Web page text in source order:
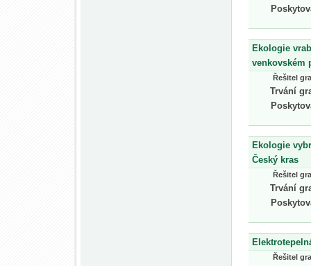
Ekologie
venkovském
Řešitel
Trvání
Ekologie
Český kras
Řešitel
Trvání
Řešitel